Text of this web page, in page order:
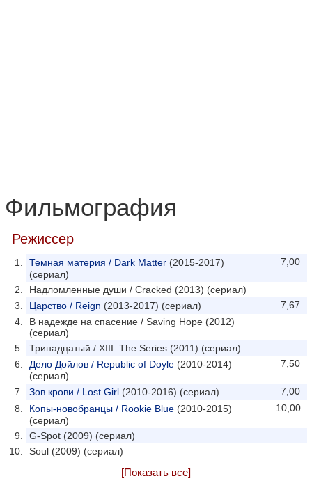
Фильмография
Режиссер
7,00
Темная материя / Dark Matter (2015-2017)
(сериал)
Надломленные души / Cracked (2013) (сериал)
7,67
Царство / Reign (2013-2017) (сериал)
В надежде на спасение / Saving Hope (2012)
(сериал)
Тринадцатый / XIII: The Series (2011) (сериал)
7,50
Дело Дойлов / Republic of Doyle (2010-2014)
(сериал)
7,00
Зов крови / Lost Girl (2010-2016) (сериал)
10,00
Копы-новобранцы / Rookie Blue (2010-2015)
(сериал)
G-Spot (2009) (сериал)
Soul (2009) (сериал)
[Показать все]